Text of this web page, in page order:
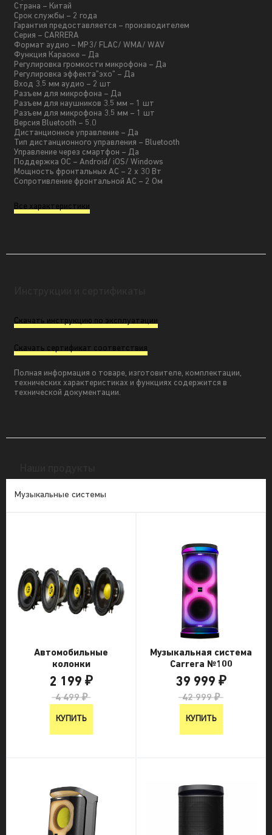
Страна – Китай
Срок службы – 2 года
Гарантия предоставляется – производителем
Серия – CARRERA
Формат аудио – MP3/ FLAC/ WMA/ WAV
Функция Караоке – Да
Регулировка громкости микрофона – Да
Регулировка эффекта”эхо” – Да
Вход 3.5 мм аудио – 2 шт
Разъем для микрофона – Да
Разъем для наушников 3.5 мм – 1 шт
Разъем для микрофона 3.5 мм – 1 шт
Версия Bluetooth – 5.0
Дистанционное управление – Да
Тип дистанционного управления – Bluetooth
Управление через смартфон – Да
Поддержка ОС – Android/ iOS/ Windows
Мощность фронтальных АС – 2 x 30 Вт
Сопротивление фронтальной АС – 2 Ом
Все характеристики
Скачать инструкцию по эксплуатации
Скачать сертификат соответствия
Полная информация о товаре, изготовителе, комплектации,
технических характеристиках и функциях содержится в
технической документации.
Музыкальные системы
Автомобильные
колонки
2 199 ₽
4 499 ₽
КУПИТЬ
Музыкальная система
Carrera №100
39 999 ₽
42 999 ₽
КУПИТЬ